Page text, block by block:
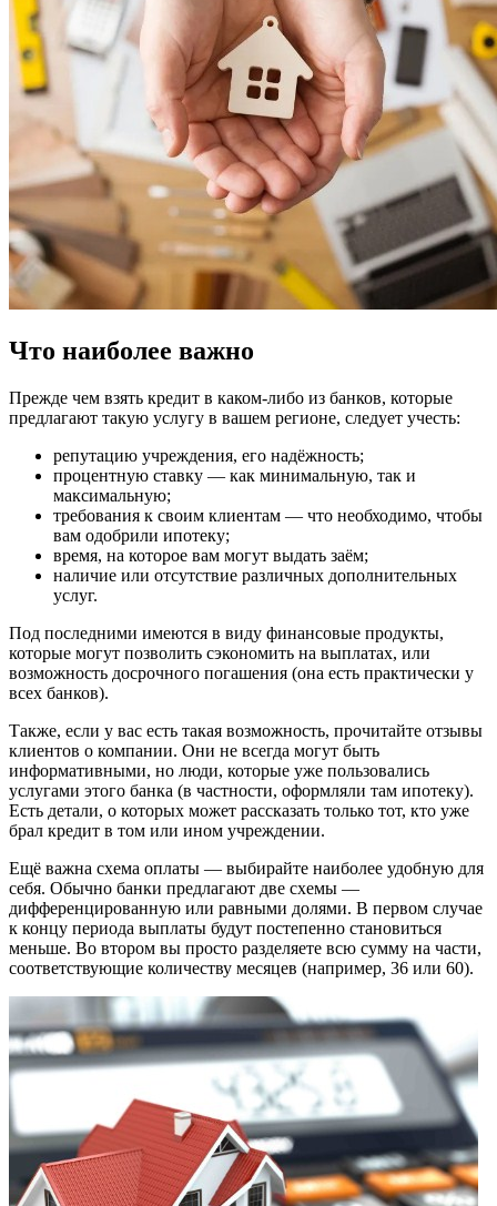
Что наиболее важно
Прежде чем взять кредит в каком-либо из банков, которые
предлагают такую услугу в вашем регионе, следует учесть:
репутацию учреждения, его надёжность;
процентную ставку — как минимальную, так и
максимальную;
требования к своим клиентам — что необходимо, чтобы
вам одобрили ипотеку;
время, на которое вам могут выдать заём;
наличие или отсутствие различных дополнительных
услуг.
Под последними имеются в виду финансовые продукты,
которые могут позволить сэкономить на выплатах, или
возможность досрочного погашения (она есть практически у
всех банков).
Также, если у вас есть такая возможность, прочитайте отзывы
клиентов о компании. Они не всегда могут быть
информативными, но люди, которые уже пользовались
услугами этого банка (в частности, оформляли там ипотеку).
Есть детали, о которых может рассказать только тот, кто уже
брал кредит в том или ином учреждении.
Ещё важна схема оплаты — выбирайте наиболее удобную для
себя. Обычно банки предлагают две схемы —
дифференцированную или равными долями. В первом случае
к концу периода выплаты будут постепенно становиться
меньше. Во втором вы просто разделяете всю сумму на части,
соответствующие количеству месяцев (например, 36 или 60).